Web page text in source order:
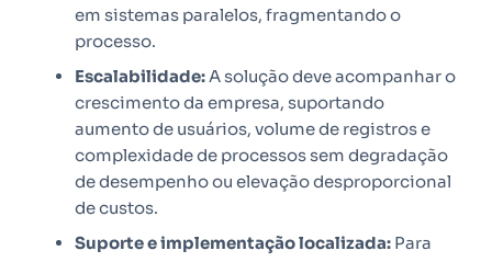
em sistemas paralelos, fragmentando o
processo.
Escalabilidade: A solução deve acompanhar o
crescimento da empresa, suportando
aumento de usuários, volume de registros e
complexidade de processos sem degradação
de desempenho ou elevação desproporcional
de custos.
Suporte e implementação localizada: Para